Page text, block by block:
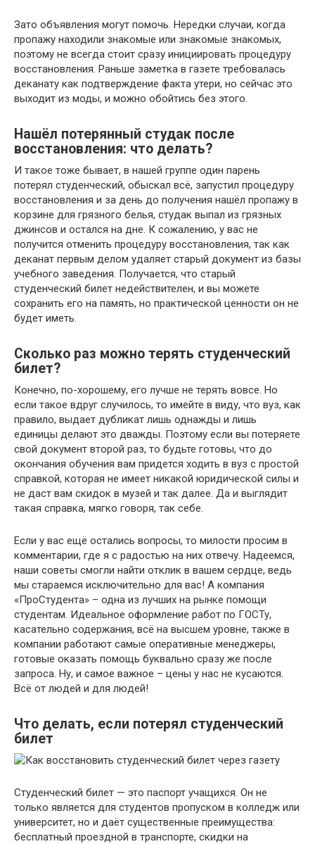
Зато объявления могут помочь. Нередки случаи, когда
пропажу находили знакомые или знакомые знакомых,
поэтому не всегда стоит сразу инициировать процедуру
восстановления. Раньше заметка в газете требовалась
деканату как подтверждение факта утери, но сейчас это
выходит из моды, и можно обойтись без этого.
Нашёл потерянный студак после
восстановления: что делать?
И такое тоже бывает, в нашей группе один парень
потерял студенческий, обыскал всё, запустил процедуру
восстановления и за день до получения нашёл пропажу в
корзине для грязного белья, студак выпал из грязных
джинсов и остался на дне. К сожалению, у вас не
получится отменить процедуру восстановления, так как
деканат первым делом удаляет старый документ из базы
учебного заведения. Получается, что старый
студенческий билет недействителен, и вы можете
сохранить его на память, но практической ценности он не
будет иметь.
Сколько раз можно терять студенческий
билет?
Конечно, по-хорошему, его лучше не терять вовсе. Но
если такое вдруг случилось, то имейте в виду, что вуз, как
правило, выдает дубликат лишь однажды и лишь
единицы делают это дважды. Поэтому если вы потеряете
свой документ второй раз, то будьте готовы, что до
окончания обучения вам придется ходить в вуз с простой
справкой, которая не имеет никакой юридической силы и
не даст вам скидок в музей и так далее. Да и выглядит
такая справка, мягко говоря, так себе.
Если у вас ещё остались вопросы, то милости просим в
комментарии, где я с радостью на них отвечу. Надеемся,
наши советы смогли найти отклик в вашем сердце, ведь
мы стараемся исключительно для вас! А компания
«ПроСтудента» – одна из лучших на рынке помощи
студентам. Идеальное оформление работ по ГОСТу,
касательно содержания, всё на высшем уровне, также в
компании работают самые оперативные менеджеры,
готовые оказать помощь буквально сразу же после
запроса. Ну, и самое важное – цены у нас не кусаются.
Всё от людей и для людей!
Что делать, если потерял студенческий
билет
Студенческий билет — это паспорт учащихся. Он не
только является для студентов пропуском в колледж или
университет, но и даёт существенные преимущества:
бесплатный проездной в транспорте, скидки на